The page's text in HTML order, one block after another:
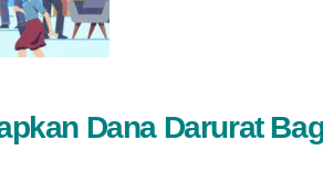
Dana Darurat